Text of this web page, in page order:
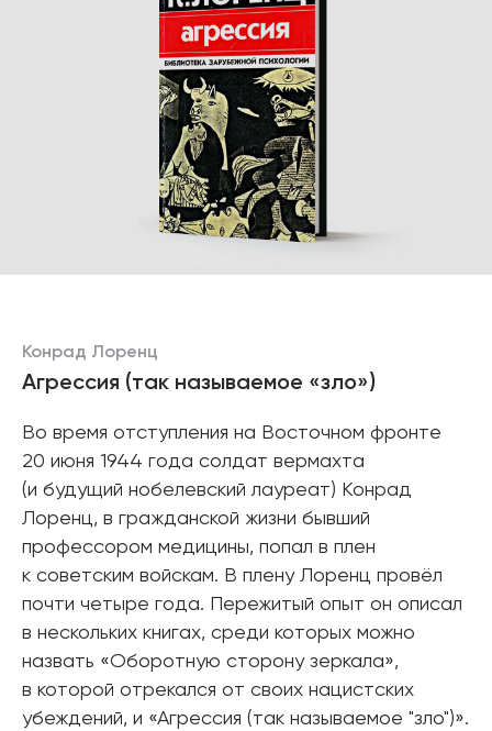
Конрад Лоренц
Агрессия (так называемое «зло»)
Во время отступления на Восточном фронте
20 июня 1944 года солдат вермахта
(и будущий нобелевский лауреат) Конрад
Лоренц, в гражданской жизни бывший
профессором медицины, попал в плен
к советским войскам. В плену Лоренц провёл
почти четыре года. Пережитый опыт он описал
в нескольких книгах, среди которых можно
назвать «Оборотную сторону зеркала»,
в которой отрекался от своих нацистских
убеждений, и «Агрессия (так называемое "зло")».